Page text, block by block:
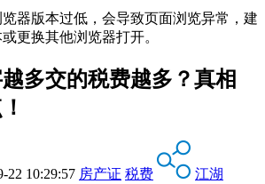
器版本过低，会导致页面浏览异常，建
更换其他浏览器打开。
多交的税费越多？真相
22 10:29:57 房产证 税费
江湖